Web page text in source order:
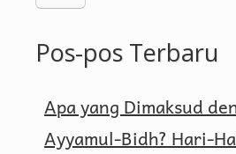
Pos-pos Terbaru
Apa yang Dimaksud
Ayyamul-Bidh? Hari-